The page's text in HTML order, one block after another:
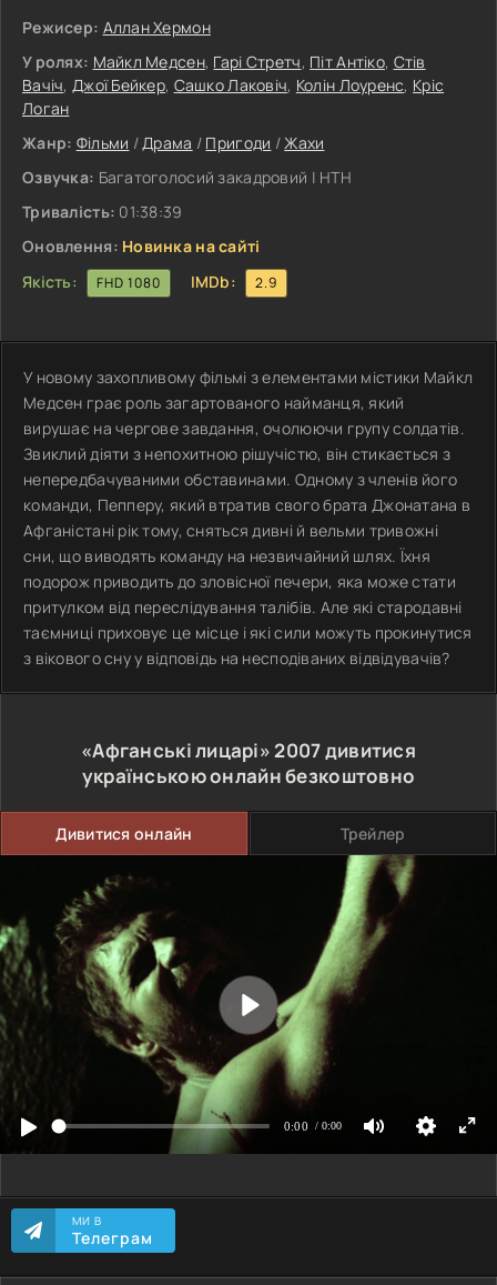
Режисер: Аллан Хермон
У ролях: Майкл Медсен, Гарі Стретч, Піт Антіко, Стів
Вачіч, Джої Бейкер, Сашко Лаковіч, Колін Лоуренс, Кріс
Логан
Жанр: Фільми /Драма / Пригоди /Жахи
Озвучка: Багатоголосий закадровий | НТН
Тривалість: 01:38:39
Оновлення: Новинка на сайті
Якість:
FHD 1080 IMDb: 2.9
У новому захопливому фільмі з елементами містики Майкл
Медсен грає роль загартованого найманця, який
вирушає на чергове завдання, очолюючи групу солдатів.
Звиклий діяти з непохитною рішучістю, він стикається з
непередбачуваними обставинами. Одному з членів його
команди, Пепперу, який втратив свого брата Джонатана в
Афганістані рік тому, сняться дивні й вельми тривожні
сни, що виводять команду на незвичайний шлях. Їхня
подорож приводить до зловісної печери, яка може стати
притулком від переслідування талібів. Але які стародавні
таємниці приховує це місце і які сили можуть прокинутися
з вікового сну у відповідь на несподіваних відвідувачів?
«Афганські лицарі»2007дивитися
українською онлайн безкоштовно
Дивитися онлайн Трейлер
МИ В
Телеграм